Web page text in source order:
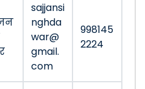
sajjansi
nghda
war@
gmail.
com
998145
2224